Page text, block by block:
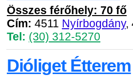
Összes férőhely: 70 fő
Cím: 4511 Nyírbogdány,
Tel: (30) 312-5270
Dióliget Étterem